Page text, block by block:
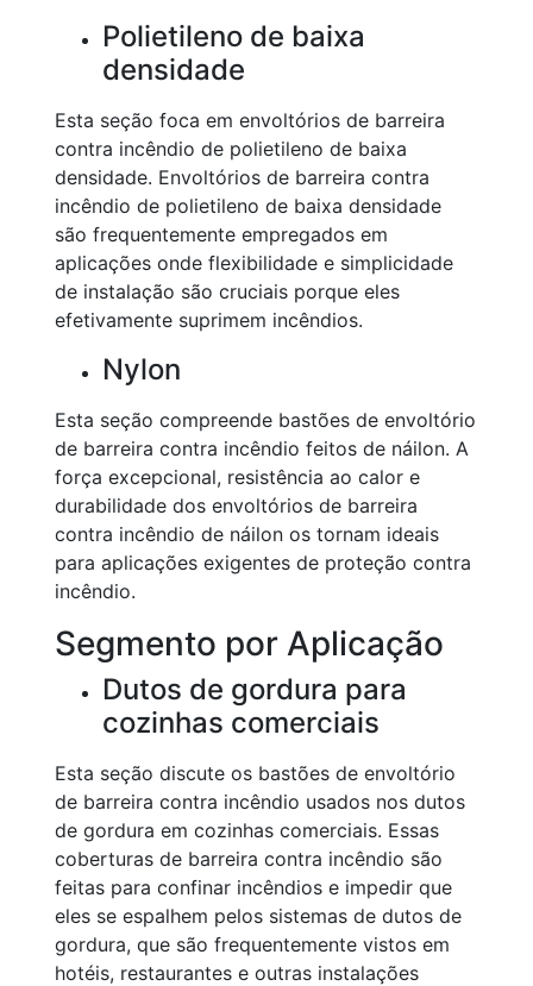
Polietileno de baixa
densidade
Esta seção foca em envoltórios de barreira
contra incêndio de polietileno de baixa
densidade. Envoltórios de barreira contra
incêndio de polietileno de baixa densidade
são frequentemente empregados em
aplicações onde flexibilidade e simplicidade
de instalação são cruciais porque eles
efetivamente suprimem incêndios.
Nylon
Esta seção compreende bastões de envoltório
de barreira contra incêndio feitos de náilon. A
força excepcional, resistência ao calor e
durabilidade dos envoltórios de barreira
contra incêndio de náilon os tornam ideais
para aplicações exigentes de proteção contra
incêndio.
Segmento por Aplicação
Dutos de gordura para
cozinhas comerciais
Esta seção discute os bastões de envoltório
de barreira contra incêndio usados nos dutos
de gordura em cozinhas comerciais. Essas
coberturas de barreira contra incêndio são
feitas para confinar incêndios e impedir que
eles se espalhem pelos sistemas de dutos de
gordura, que são frequentemente vistos em
hotéis, restaurantes e outras instalações